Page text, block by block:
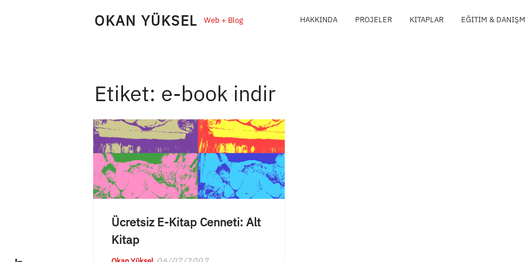
OKAN YÜKSEL Web + Blog HAKKINDA PROJELER KITAPLAR EĞITIM &
Etiket: e-book indir
Ücretsiz E-Kitap Cenneti: Alt
Kitap